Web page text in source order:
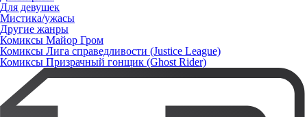
Для девушек
Мистика/ужасы
Другие жанры
Комиксы Майор Гром
Комиксы Лига справедливости (Justice League)
Комиксы Призрачный гонщик (Ghost Rider)